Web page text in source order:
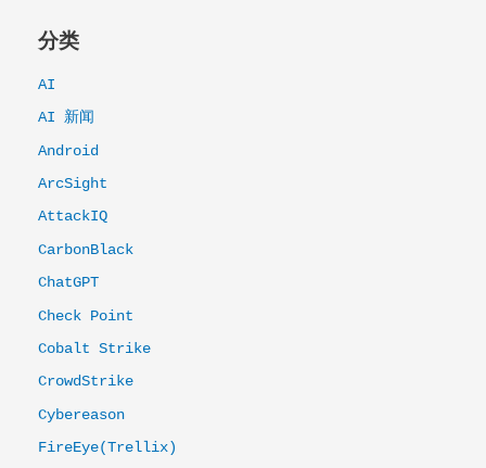
分类
AI
AI 新闻
Android
ArcSight
AttackIQ
CarbonBlack
ChatGPT
Check Point
Cobalt Strike
CrowdStrike
Cybereason
FireEye(Trellix)